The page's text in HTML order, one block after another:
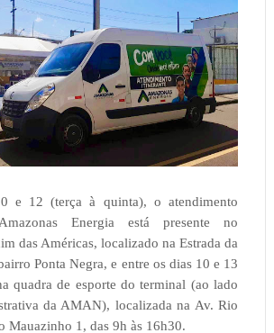
e 12 (terça à quinta), o atendimento
Energia está presente no
das Américas, localizado na Estrada da
Ponta Negra, e entre os dias 10 e 13
quadra de esporte do terminal (ao lado
da AMAN), localizada na Av. Rio
Mauazinho 1, das 9h às 16h30.